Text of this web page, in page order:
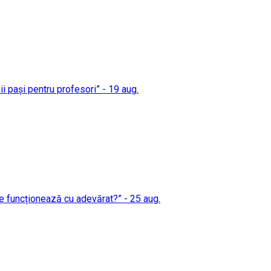
pași pentru profesori” - 19 aug.
cu adevărat?” - 25 aug.